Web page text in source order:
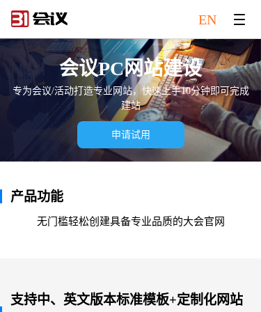
EN
会议PC网站建设
专为会议/活动打造专业网站，快速上手10分钟即可完成
建站
申请试用
产品功能
无门槛轻松创建具备专业品质的大会官网
支持中、英文版本标准模板+定制化网站